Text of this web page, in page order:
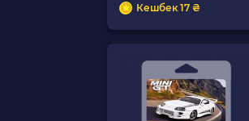
Кешбек 17 ₴